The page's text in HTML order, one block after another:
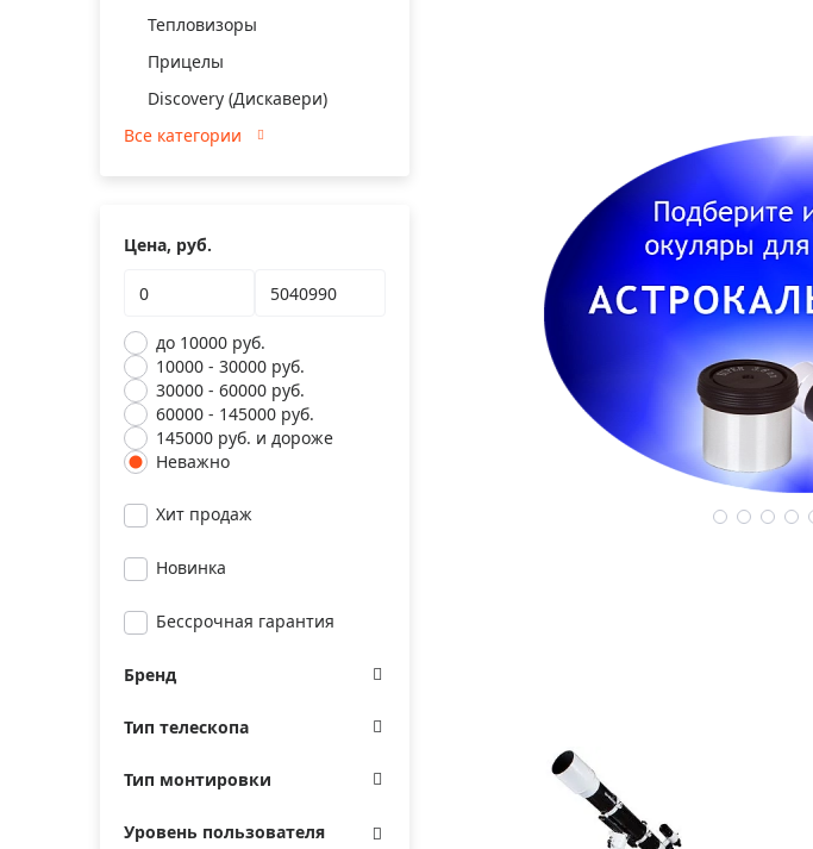
Подарки
Хиты продаж
Акции
Тепловизоры
Прицелы
Discovery (Дискавери)
Все категории
Цена, руб.
до 10000 руб.
10000 - 30000 руб.
30000 - 60000 руб.
60000 - 145000 руб.
145000 руб. и дороже
Неважно
Хит продаж
Новинка
Бессрочная гарантия
Бренд
Тип телескопа
Тип монтировки
Уровень пользователя